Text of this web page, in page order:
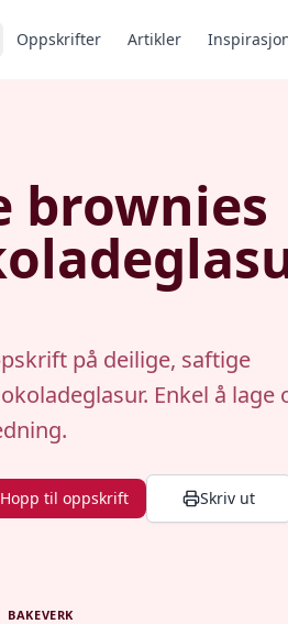
Oppskrifter Artikler
brownies
på deilige, saftige
Enkel å lage
Hopp til oppskrift Skriv ut
BAKEVERK